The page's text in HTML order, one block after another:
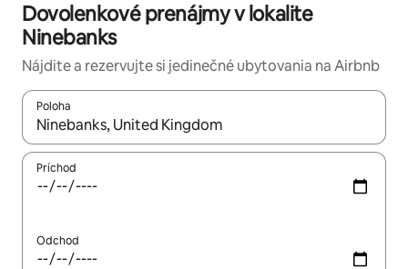
Dovolenkové prenájmy v lokalite
Ninebanks
Nájdite a rezervujte si jedinečné ubytovania na Airbnb
Poloha
Keď budú výsledky k dispozícii, môžete si ich prechádzať
Príchod
Odchod